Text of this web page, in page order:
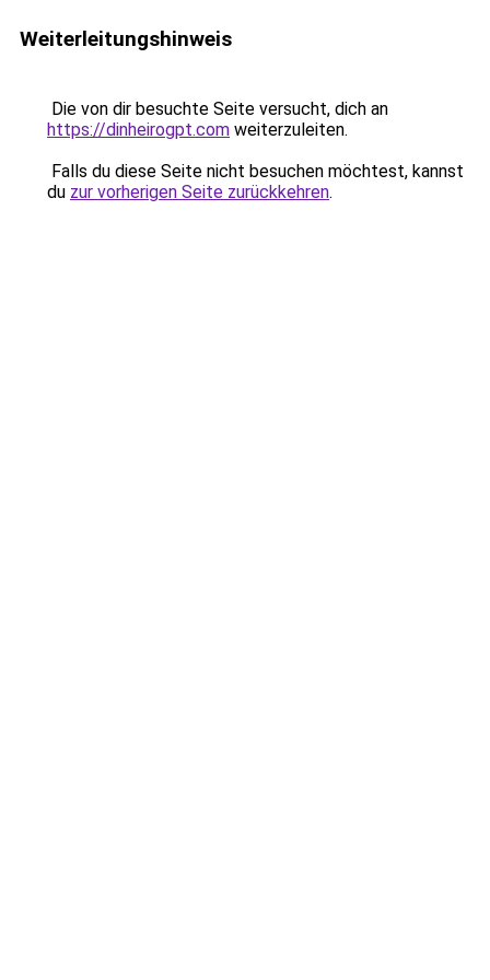
Weiterleitungshinweis
Die von dir besuchte Seite versucht, dich an
https://dinheirogpt.com weiterzuleiten.
Falls du diese Seite nicht besuchen möchtest, kannst
du zur vorherigen Seite zurückkehren.